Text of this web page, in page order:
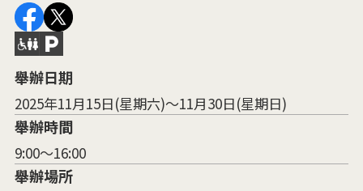
舉辦日期
2025年11月15日(星期六)～11月30日(星期日)
舉辦時間
9:00～16:00
舉辦場所